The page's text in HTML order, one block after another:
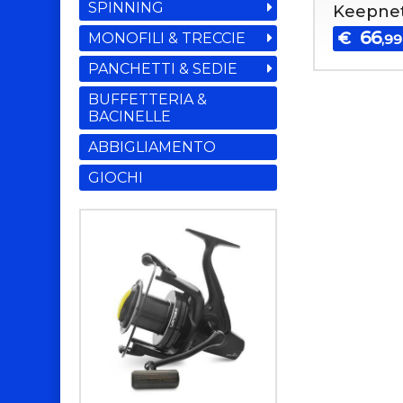
€ 66,99
SPINNING
MONOFILI & TRECCIE
PANCHETTI & SEDIE
BUFFETTERIA &
BACINELLE
ABBIGLIAMENTO
GIOCHI